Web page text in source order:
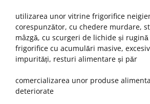
utilizarea unor vitrine frigorifice
corespunzător, cu chedere murdare,
mâzgă, cu scurgeri de lichide și
frigorifice cu acumulări masive,
impurități, resturi alimentare și păr
comercializarea unor produse
deteriorate